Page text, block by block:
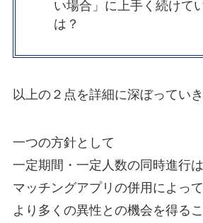
い場合」に上手く続けて
は？
以上の２点を詳細に深ぼっていき
一つの方針として
一定期間・一定人数の同時進行は
マッチングアプリの併用によって
より多くの異性との機会を得る